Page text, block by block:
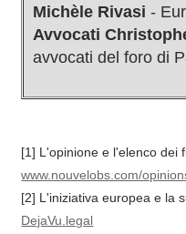
Michèle Rivasi-
Avvocati
avvocati del foro di
[1] L'opinione e l'elenco dei
www.nouvelobs.com/
[2] L'iniziativa europea e la
DejaVu.legal